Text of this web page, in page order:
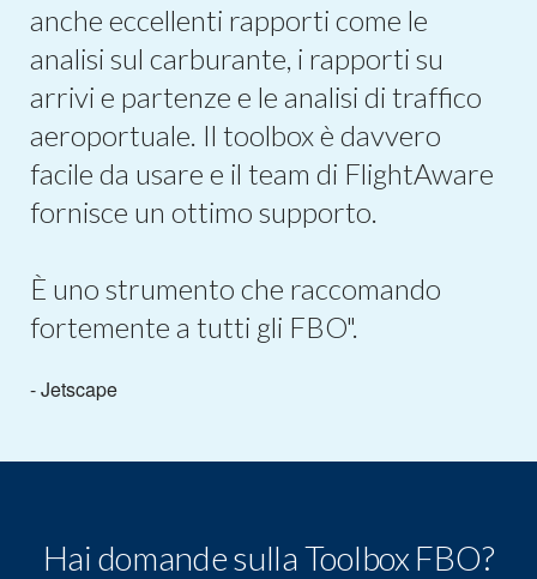
anche eccellenti rapporti come le
analisi sul carburante, i rapporti su
arrivi e partenze e le analisi di traffico
aeroportuale. Il toolbox è davvero
facile da usare e il team di FlightAware
fornisce un ottimo supporto.
È uno strumento che raccomando
fortemente a tutti gli FBO".
- Jetscape
Hai domande sulla Toolbox FBO?